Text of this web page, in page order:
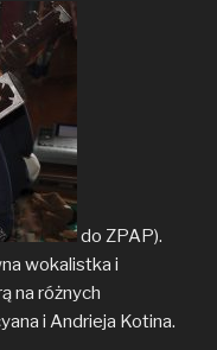
do ZPAP).
wokalistka i
na różnych
i Andrieja Kotina.